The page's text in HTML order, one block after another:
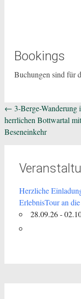
Bookings
Buchungen sind für
← 3-Berge-Wanderung
herrlichen Bottwartal mit
Beseneinkehr
Herzliche
ErlebnisTour an
28.09.26 -